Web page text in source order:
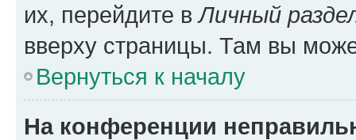
их, перейдите вЛичный
вверху страницы. Там вы
Вернуться к началу
На конференции